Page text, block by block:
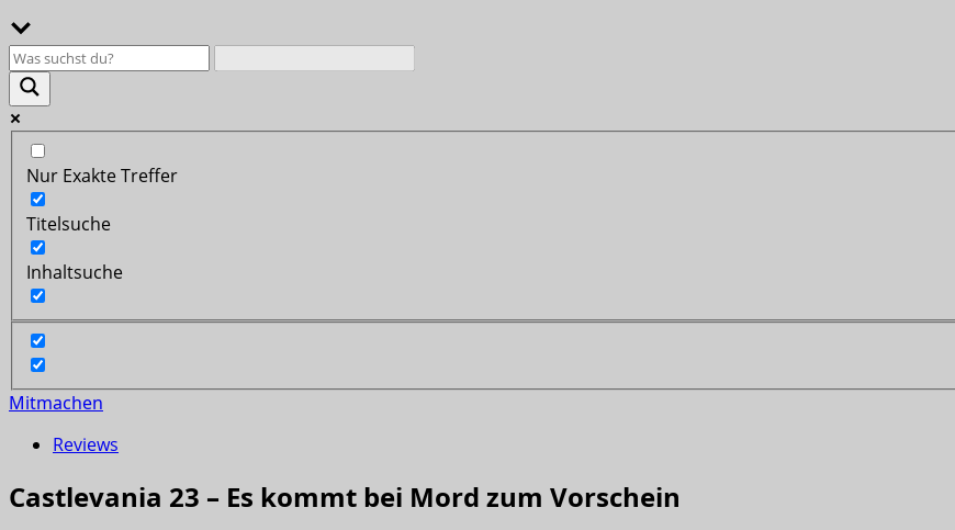
Nur Exakte Treffer
Titelsuche
Inhaltsuche
Mitmachen
Reviews
Castlevania 23 – Es kommt bei Mord zum Vorschein